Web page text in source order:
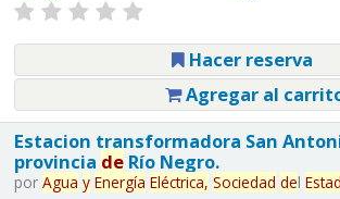
Hacer reserva
Agregar al
Estacion transformadora San
provincia deRío Negro.
por Agua y Energía Eléctrica, Sociedad del